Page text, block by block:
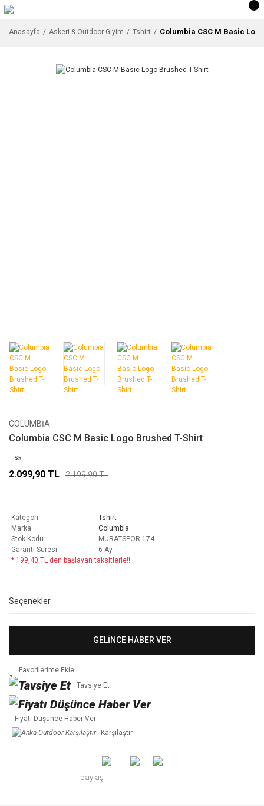
Anasayfa Askeri & Outdoor Giyim Tshirt Columbia CSC M Basic
COLUMBIA
Columbia CSC M Basic Logo Brushed T-Shirt
%5
2.099,90 TL 2.199,90 TL
Kategori
Tshirt
Marka
Columbia
Stok Kodu
MURATSPOR-174
Garanti Süresi
6 Ay
* 199,40 TL den başlayan taksitlerle!!
Seçenekler
GELİNCE HABER VER
Tavsiye Et
Fiyatı Düşünce Haber Ver
Karşılaştır
paylaş